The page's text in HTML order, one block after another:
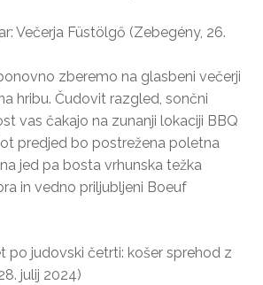
Večerja Füstölgő (Zebegény, 26.
zberemo na glasbeni večerji
hribu. Čudovit razgled, sončni
vas čakajo na zunanji lokaciji BBQ
predjed bo postrežena poletna
jed pa bosta vrhunska težka
in vedno priljubljeni Boeuf
po judovski četrti: košer sprehod z
julij 2024)